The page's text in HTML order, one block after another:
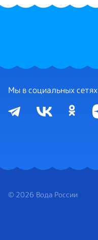
Мы в социальных сетях
© 2026 Вода России